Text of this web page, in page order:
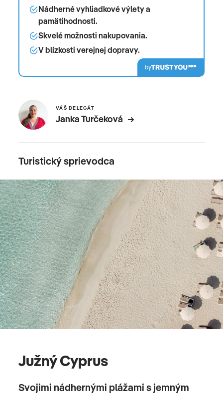
Nádherné vyhliadkové výlety a
pamätihodnosti.
Skvelé možnosti nakupovania.
V blízkosti verejnej dopravy.
by
VÁŠ DELEGÁT
Janka Turčeková
Turistický sprievodca
Južný Cyprus
Svojimi nádhernými plážami s jemným